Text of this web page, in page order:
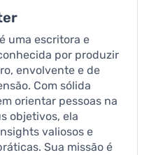
uma escritora e
por produzir
envolvente e de
Com sólida
orientar pessoas na
objetivos, ela
valiosos e
Sua missão é